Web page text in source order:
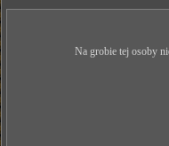
Na grobie tej osoby